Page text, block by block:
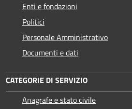
Enti e fondazioni
Politici
Personale Amministrativo
Documenti e dati
CATEGORIE DI SERVIZIO
Anagrafe e stato civile